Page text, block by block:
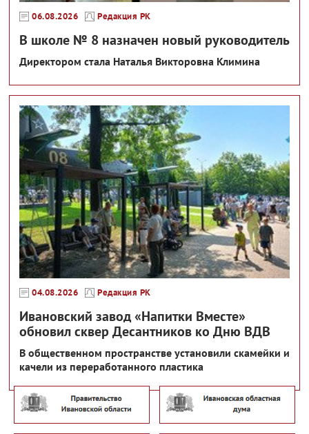
06.08.2026 Редакция РК
В школе № 8 назначен новый руководитель
Директором стала Наталья Викторовна Климина
04.08.2026 Редакция РК
Ивановский завод «Напитки Вместе»
обновил сквер Десантников ко Дню ВДВ
В общественном пространстве установили скамейки и
качели из переработанного пластика